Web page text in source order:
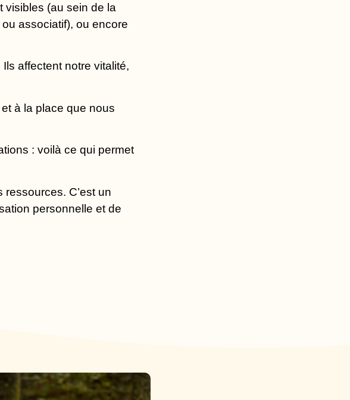
visibles (au sein de la
associatif), ou encore
affectent notre vitalité,
à la place que nous
: voilà ce qui permet
C’est un
personnelle et de